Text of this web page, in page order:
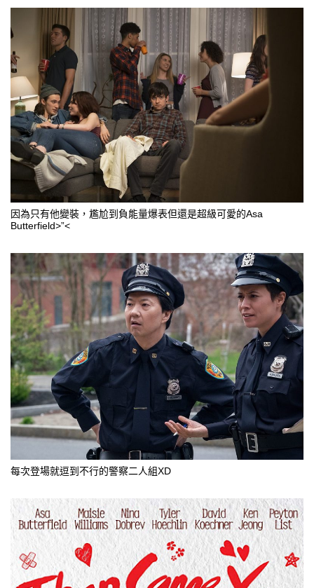
因為只有他變裝，尷尬到負能量爆表但還是超級可愛的Asa
Butterfield>”<
每次登場就逗到不行的警察二人組XD